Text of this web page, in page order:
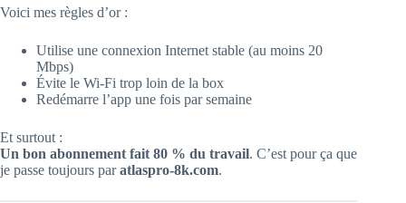
Voici mes règles d’or :
Utilise une connexion Internet stable (au moins 20
Mbps)
Évite le Wi-Fi trop loin de la box
Redémarre l’app une fois par semaine
Et surtout :
Un bon abonnement fait 80 % du travail. C’est pour ça que
je passe toujours paratlaspro-8k.com.